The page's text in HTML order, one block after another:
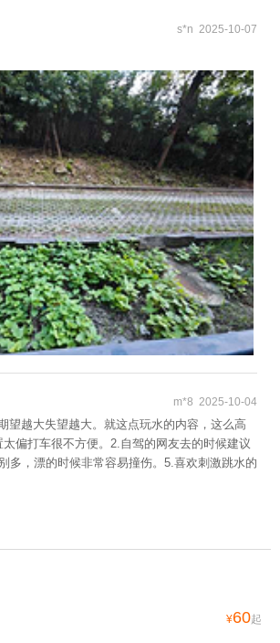
s*n 2025-10-07
m*8 2025-10-04
望越大失望越大。就这点玩水的内容，这么高
偏打车很不方便。2.自驾的网友去的时候建议
多，漂的时候非常容易撞伤。5.喜欢刺激跳水的
¥60起